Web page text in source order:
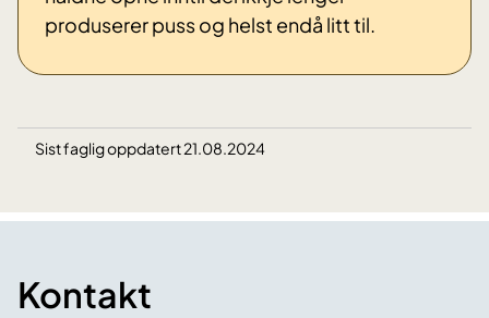
produserer puss og helst endå litt til.
Sist faglig oppdatert 21.08.2024
Kontakt